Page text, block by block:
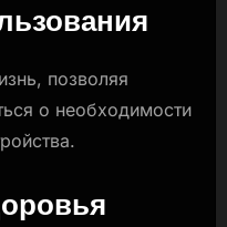
позволяя
о необходимости